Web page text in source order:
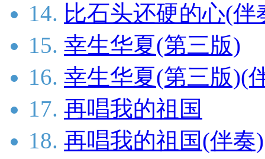
14. 比石头还硬的心(伴
15. 幸生华夏(第三版)
16. 幸生华夏(第三版)(
17. 再唱我的祖国
18. 再唱我的祖国(伴奏)